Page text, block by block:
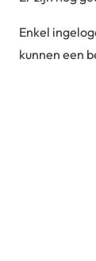
Enkel
kunnen een